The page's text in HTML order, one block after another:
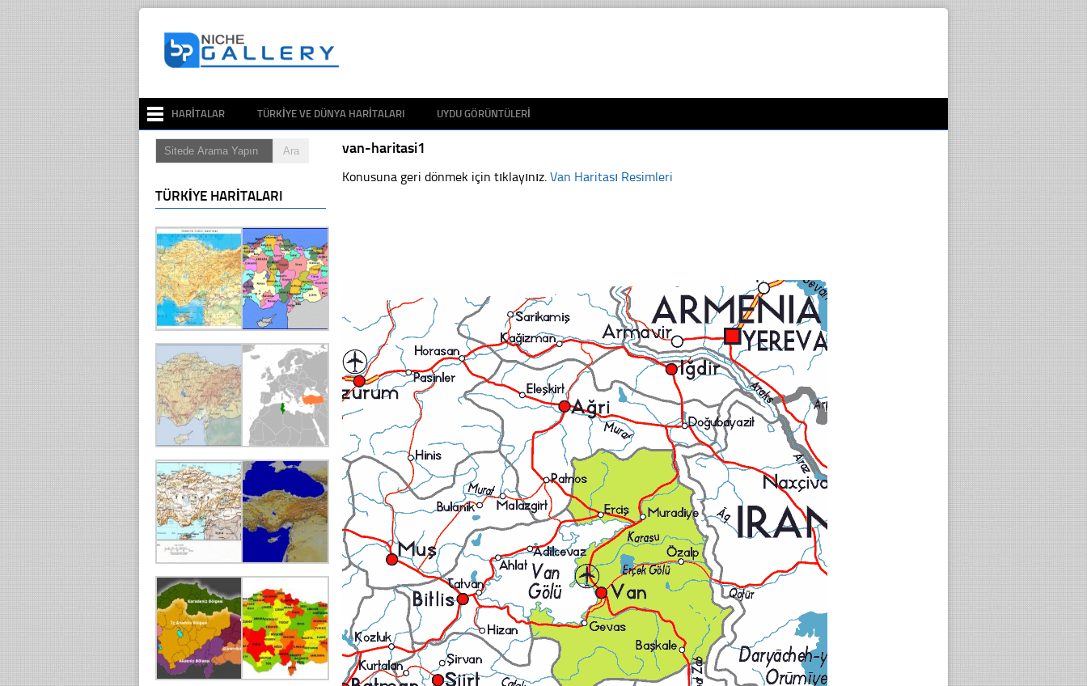
HARITALAR TÜRKIYE VE DÜNYA HARITALARI UYDU GÖRÜNTÜLERI
van-haritasi1
Konusuna geri dönmek için tıklayınız.Van Haritası Resimleri
TÜRKIYE HARITALARI